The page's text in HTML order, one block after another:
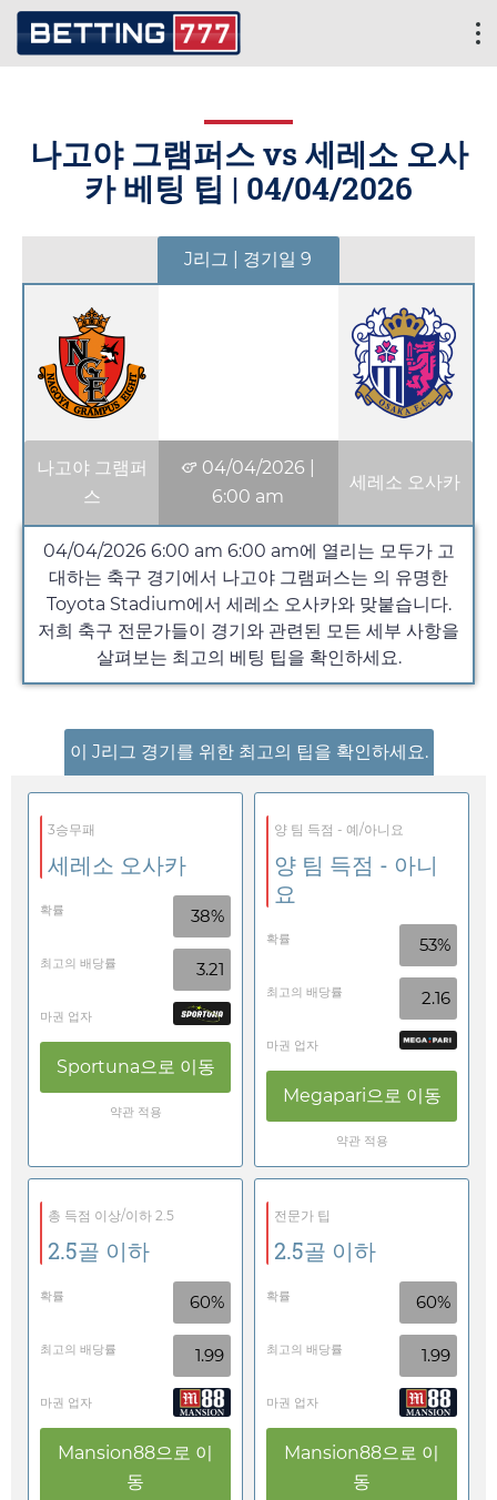
나고야 그램퍼스 vs 세레소 오사
카 베팅 팁 | 04/04/2026
J리그 | 경기일 9
나고야 그램퍼
스
04/04/2026
6:00 am
세레소 오사카
04/04/2026 6:00 am 6:00 am에 열리는 모두가 고
대하는 축구 경기에서 나고야 그램퍼스는 의 유명한
Toyota Stadium에서 세레소 오사카와 맞붙습니다.
저희 축구 전문가들이 경기와 관련된 모든 세부 사항을
살펴보는 최고의 베팅 팁을 확인하세요.
이 J리그 경기를 위한 최고의 팁을 확인하세요.
3승무패
세레소 오사카
확률 38%
최고의 배당률 3.21
마권 업자
Sportuna으로 이동
약관 적용
양 팀 득점 - 예/아니요
양 팀 득점 - 아니
요
확률 53%
최고의 배당률 2.16
마권 업자
Megapari으로 이동
약관 적용
총 득점 이상/이하 2.5
2.5골 이하
확률 60%
최고의 배당률 1.99
마권 업자
Mansion88으로 이
동
전문가 팁
2.5골 이하
확률 60%
최고의 배당률 1.99
마권 업자
Mansion88으로 이
동